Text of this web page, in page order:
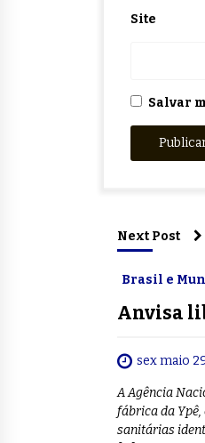
Site
Salvar
Next Post
Brasil e
Anvisa
sex maio
A Agência
fábrica da
sanitárias